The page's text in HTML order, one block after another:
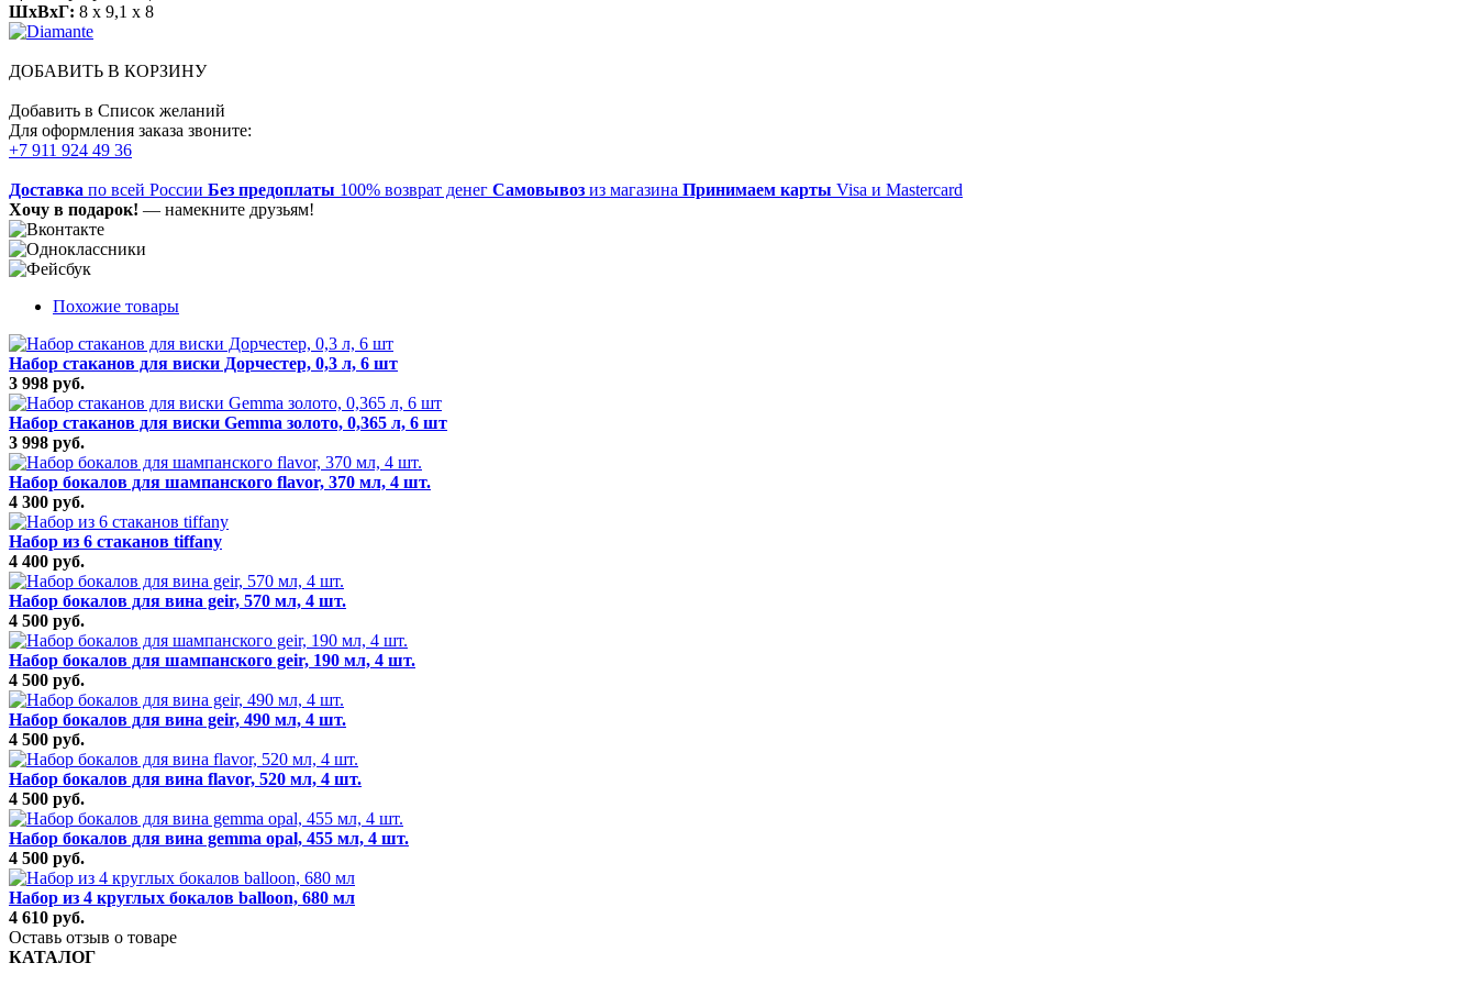
ШхВхГ: 8 x 9,1 x 8
ДОБАВИТЬ В КОРЗИНУ
Добавить в Список желаний
Для оформления заказа звоните:
+7 911 924 49 36
Доставка по всей России Без предоплаты 100% возврат денег Самовывоз из магазина Принимаем карты Visa и Mastercard
Хочу в подарок! — намекните друзьям!
Похожие товары
Набор стаканов для виски Дорчестер, 0,3 л, 6 шт
3 998 руб.
Набор стаканов для виски Gemma золото, 0,365 л, 6 шт
3 998 руб.
Набор бокалов для шампанского flavor, 370 мл, 4 шт.
4 300 руб.
Набор из 6 стаканов tiffany
4 400 руб.
Набор бокалов для вина geir, 570 мл, 4 шт.
4 500 руб.
Набор бокалов для шампанского geir, 190 мл, 4 шт.
4 500 руб.
Набор бокалов для вина geir, 490 мл, 4 шт.
4 500 руб.
Набор бокалов для вина flavor, 520 мл, 4 шт.
4 500 руб.
Набор бокалов для вина gemma opal, 455 мл, 4 шт.
4 500 руб.
Набор из 4 круглых бокалов balloon, 680 мл
4 610 руб.
Оставь отзыв о товаре
КАТАЛОГ